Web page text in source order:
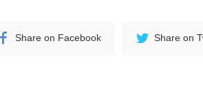
Share on Facebook Share on